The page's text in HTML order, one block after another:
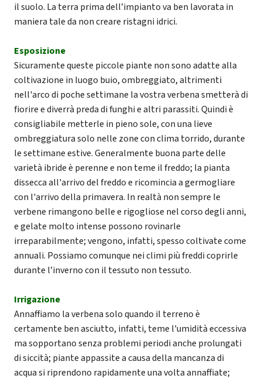
il suolo. La terra prima dell’impianto va ben lavorata in
maniera tale da non creare ristagni idrici.
Esposizione
Sicuramente queste piccole piante non sono adatte alla
coltivazione in luogo buio, ombreggiato, altrimenti
nell'arco di poche settimane la vostra verbena smetterà di
fiorire e diverrà preda di funghi e altri parassiti. Quindi è
consigliabile metterle in pieno sole, con una lieve
ombreggiatura solo nelle zone con clima torrido, durante
le settimane estive. Generalmente buona parte delle
varietà ibride è perenne e non teme il freddo; la pianta
dissecca all'arrivo del freddo e ricomincia a germogliare
con l'arrivo della primavera. In realtà non sempre le
verbene rimangono belle e rigogliose nel corso degli anni,
e gelate molto intense possono rovinarle
irreparabilmente; vengono, infatti, spesso coltivate come
annuali. Possiamo comunque nei climi più freddi coprirle
durante l’inverno con il tessuto non tessuto.
Irrigazione
Annaffiamo la verbena solo quando il terreno è
certamente ben asciutto, infatti, teme l'umidità eccessiva
ma sopportano senza problemi periodi anche prolungati
di siccità; piante appassite a causa della mancanza di
acqua si riprendono rapidamente una volta annaffiate;